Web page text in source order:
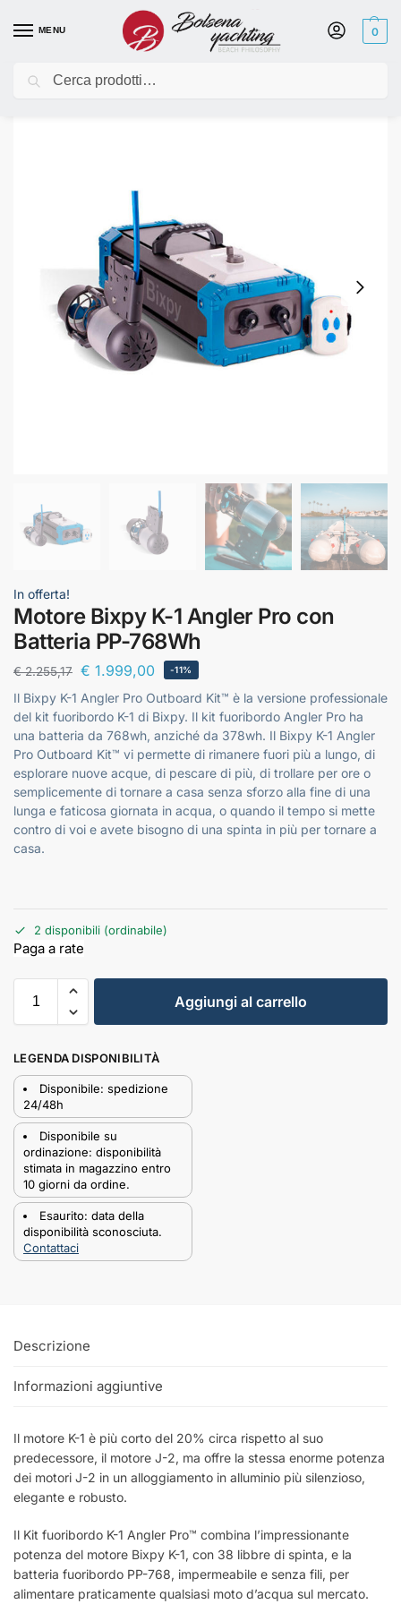
MENU 0
Home / Elettronica / Motori elettrici
In offerta!
Motore Bixpy K-1 Angler Pro con
Batteria PP-768Wh
€2.255,17 € 1.999,00 -11%
Il Bixpy K-1 Angler Pro Outboard Kit™ è la versione professionale
del kit fuoribordo K-1 di Bixpy. Il kit fuoribordo Angler Pro ha
una batteria da 768wh, anziché da 378wh. Il Bixpy K-1 Angler
Pro Outboard Kit™ vi permette di rimanere fuori più a lungo, di
esplorare nuove acque, di pescare di più, di trollare per ore o
semplicemente di tornare a casa senza sforzo alla fine di una
lunga e faticosa giornata in acqua, o quando il tempo si mette
contro di voi e avete bisogno di una spinta in più per tornare a
casa.
2 disponibili (ordinabile)
Aggiungi al carrello
LEGENDA DISPONIBILITÀ
Disponibile: spedizione
24/48h
Disponibile su
ordinazione: disponibilità
stimata in magazzino entro
10 giorni da ordine.
Esaurito: data della
disponibilità sconosciuta.
Contattaci
Descrizione
Informazioni aggiuntive
Il motore K-1 è più corto del 20% circa rispetto al suo
predecessore, il motore J-2, ma offre la stessa enorme potenza
dei motori J-2 in un alloggiamento in alluminio più silenzioso,
elegante e robusto.
Il Kit fuoribordo K-1 Angler Pro™ combina l’impressionante
potenza del motore Bixpy K-1, con 38 libbre di spinta, e la
batteria fuoribordo PP-768, impermeabile e senza fili, per
alimentare praticamente qualsiasi moto d’acqua sul mercato.